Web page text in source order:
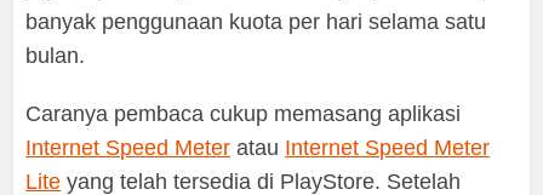
banyak penggunaan kuota per hari selama satu
bulan.
Caranya pembaca cukup memasang aplikasi
Internet Speed Meter atau Internet Speed Meter
Lite yang telah tersedia di PlayStore. Setelah